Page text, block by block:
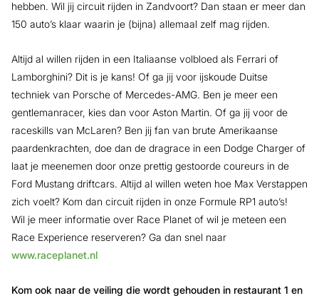
hebben. Wil jij circuit rijden in Zandvoort? Dan staan er meer dan
150 auto’s klaar waarin je (bijna) allemaal zelf mag rijden.
Altijd al willen rijden in een Italiaanse volbloed als Ferrari of
Lamborghini? Dit is je kans! Of ga jij voor ijskoude Duitse
techniek van Porsche of Mercedes-AMG. Ben je meer een
gentlemanracer, kies dan voor Aston Martin. Of ga jij voor de
raceskills van McLaren? Ben jij fan van brute Amerikaanse
paardenkrachten, doe dan de dragrace in een Dodge Charger of
laat je meenemen door onze prettig gestoorde coureurs in de
Ford Mustang driftcars. Altijd al willen weten hoe Max Verstappen
zich voelt? Kom dan circuit rijden in onze Formule RP1 auto’s!
Wil je meer informatie over Race Planet of wil je meteen een
Race Experience reserveren? Ga dan snel naar
www.raceplanet.nl
Kom ook naar de veiling die wordt gehouden in restaurant 1 en